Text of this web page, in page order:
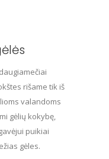
rišame tik iš
valandoms
gėlių kokybę,
puikiai
gėles.